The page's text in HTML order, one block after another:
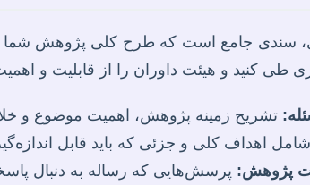
سندی جامع است که طرح کلی پژوهش شما
طی کنید و هیئت داوران را از قابلیت و
تشریح زمینه پژوهش، اهمیت موضوع و
شامل اهداف کلی و جزئی که باید قابل
پژوهش: پرسش‌هایی که رساله به دنبال